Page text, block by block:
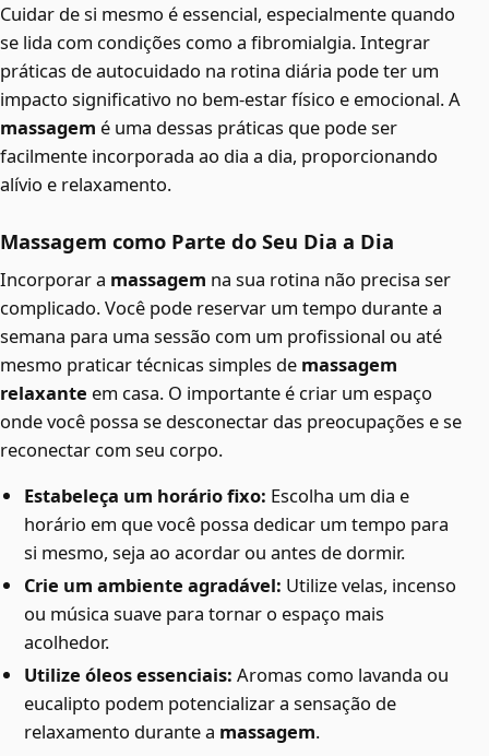
Cuidar de si mesmo é essencial, especialmente quando
se lida com condições como a fibromialgia. Integrar
práticas de autocuidado na rotina diária pode ter um
impacto significativo no bem-estar físico e emocional. A
massagem é uma dessas práticas que pode ser
facilmente incorporada ao dia a dia, proporcionando
alívio e relaxamento.
Massagem como Parte do Seu Dia a Dia
Incorporar a massagem na sua rotina não precisa ser
complicado. Você pode reservar um tempo durante a
semana para uma sessão com um profissional ou até
mesmo praticar técnicas simples de massagem
relaxante em casa. O importante é criar um espaço
onde você possa se desconectar das preocupações e se
reconectar com seu corpo.
Estabeleça um horário fixo: Escolha um dia e
horário em que você possa dedicar um tempo para
si mesmo, seja ao acordar ou antes de dormir.
Crie um ambiente agradável: Utilize velas, incenso
ou música suave para tornar o espaço mais
acolhedor.
Utilize óleos essenciais: Aromas como lavanda ou
eucalipto podem potencializar a sensação de
relaxamento durante a massagem.